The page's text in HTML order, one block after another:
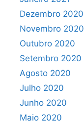
Dezembro 2020
Novembro 2020
Outubro 2020
Setembro 2020
Agosto 2020
Julho 2020
Junho 2020
Maio 2020